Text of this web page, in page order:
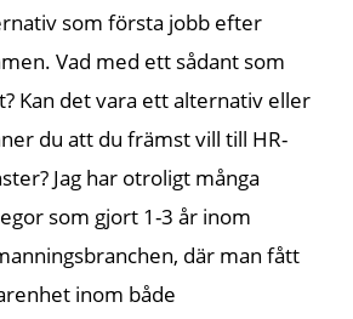
som första jobb efter
Vad med ett sådant som
Kan det vara ett alternativ eller
du att du främst vill till HR-
Jag har otroligt många
som gjort 1-3 år inom
där man fått
inom både